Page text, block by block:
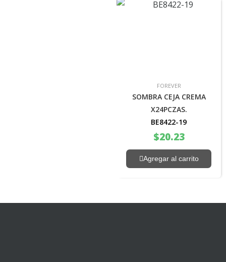
FOREVER
SOMBRA CEJA CREMA
X24PCZAS.
BE8422-19
$20.23
Agregar al carrito